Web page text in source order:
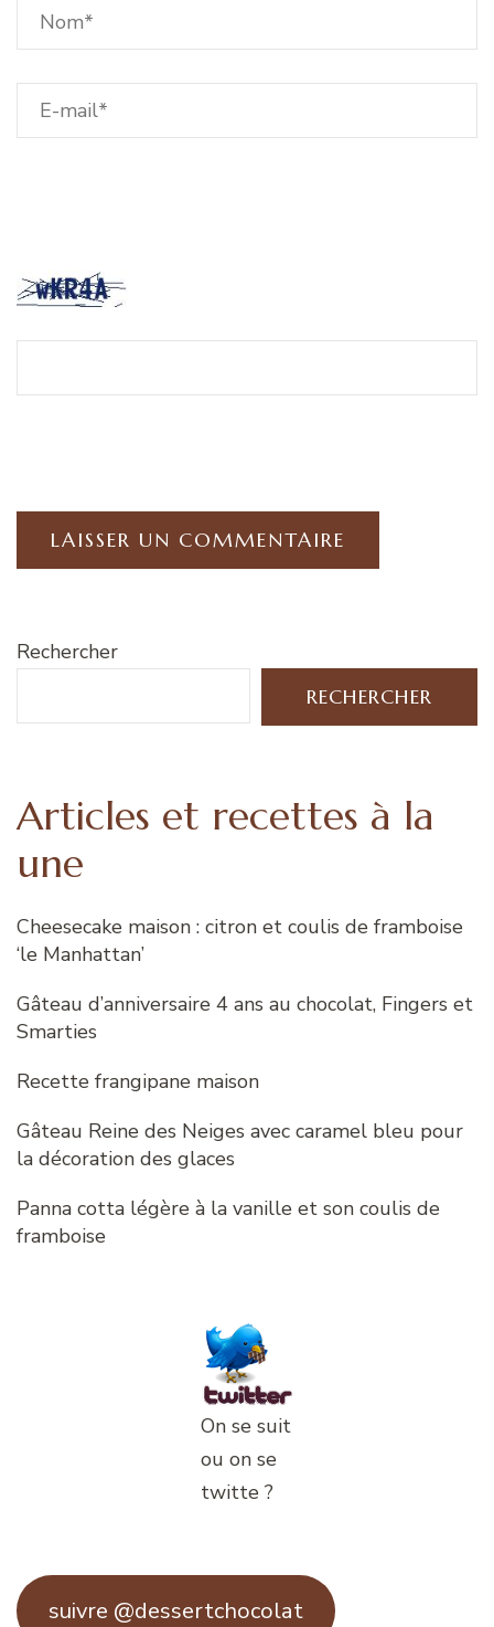
Rechercher
RECHERCHER
Articles et recettes à la
une
Cheesecake maison : citron et coulis de framboise
‘le Manhattan’
Gâteau d’anniversaire 4 ans au chocolat, Fingers et
Smarties
Recette frangipane maison
Gâteau Reine des Neiges avec caramel bleu pour
la décoration des glaces
Panna cotta légère à la vanille et son coulis de
framboise
On se suit
ou on se
twitte ?
suivre @dessertchocolat